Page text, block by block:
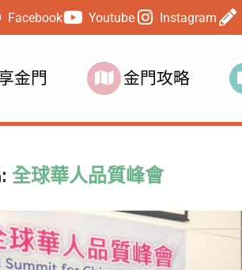
Facebook Youtube Instagram
金門 金門攻略
全球華人品質峰會